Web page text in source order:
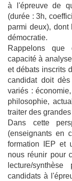
à l'épreuve de
(durée : 3h,
parmi deux),
démocratie.
Rappelons que
capacité à
et débats inscrits
candidat doit
variés :
philosophie,
traiter des
Dans cette
(enseignants en
formation IEP et
nous réunir pour
lecture/
candidats à